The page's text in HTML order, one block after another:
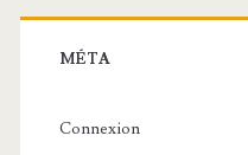
MÉTA
Connexion